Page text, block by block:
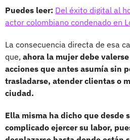
Puedes leer: Del éxito digital al
actor colombiano condenado en
La consecuencia directa de esa
que, ahora la mujer debe
acciones que antes asumía sin
trasladarse, atender clientas o
ciudad.
Ella misma ha dicho que desde
complicado ejercer su labor,